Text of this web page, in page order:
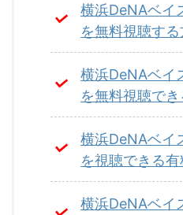
横浜DeNAベイ
を無料視聴す
横浜DeNAベイ
を無料視聴で
横浜DeNAベイ
を視聴できる
横浜DeNAベイ